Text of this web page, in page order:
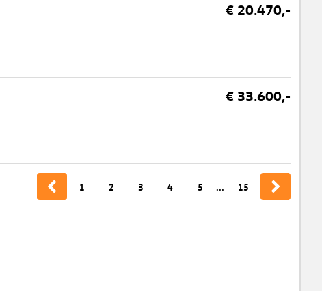
€ 20.470,-
€ 33.600,-
1 2 3 4 5 ... 15